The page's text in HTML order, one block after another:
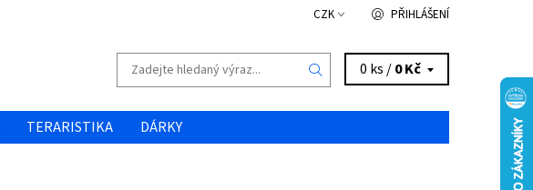
CZK PŘIHLÁŠENÍ
0 ks /0 Kč
TERARISTIKA
DÁRKY